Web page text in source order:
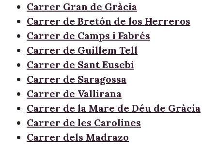
Carrer Gran de Gràcia
Carrer de Bretón de los Herreros
Carrer de Camps i Fabrés
Carrer de Guillem Tell
Carrer de Sant Eusebi
Carrer de Saragossa
Carrer de Vallirana
Carrer de la Mare de Déu de Gràcia
Carrer de les Carolines
Carrer dels Madrazo